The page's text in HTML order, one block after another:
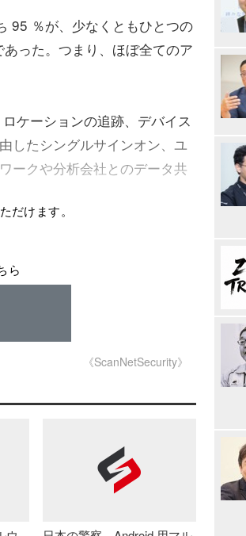
95 ％が、少なくともひとつの
った。つまり、ほぼ全てのア
ケーションの追跡、デバイス
したシングルサインオン、ユ
ークや分析会社とのデータ共
だけます。
ら
《ScanNetSecurity》